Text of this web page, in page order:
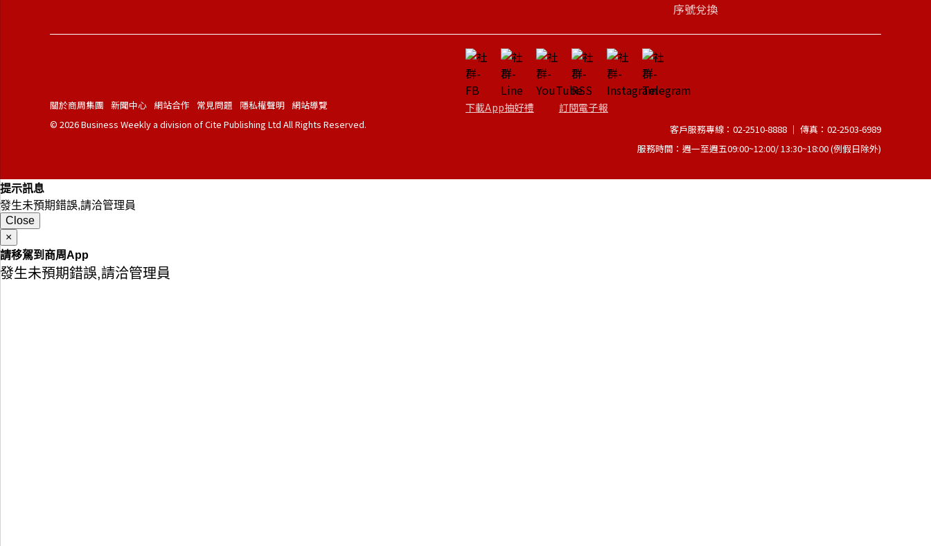
序號兌換
關於商周集團 新聞中心 網站合作 常見問題 隱私權聲明 網站導覽
© 2026 Business Weekly a division of Cite Publishing Ltd All Rights Reserved.
下載App抽好禮 訂閱電子報
客戶服務專線：02-2510-8888 │ 傳真：02-2503-6989
服務時間：週一至週五09:00~12:00/ 13:30~18:00 (例假日除外)
提示訊息
發生未預期錯誤,請洽管理員
Close
×
請移駕到商周App
發生未預期錯誤,請洽管理員